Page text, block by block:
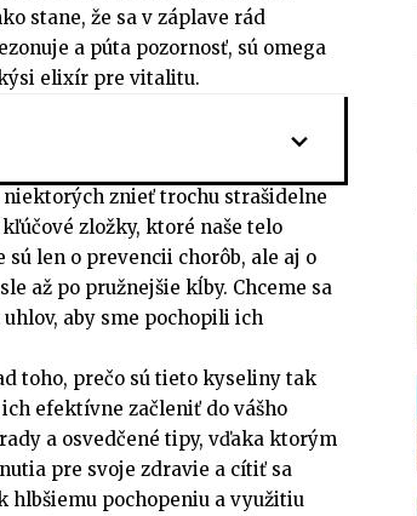
stane, že sa v záplave rád
a púta pozornosť, sú omega
elixír pre vitalitu.
znieť trochu strašidelne
zložky, ktoré naše telo
len o prevencii chorôb, ale aj o
až po pružnejšie kĺby. Chceme sa
aby sme pochopili ich
toho, prečo sú tieto kyseliny tak
efektívne začleniť do vášho
a osvedčené tipy, vďaka ktorým
pre svoje zdravie a cítiť sa
hlbšiemu pochopeniu a využitiu